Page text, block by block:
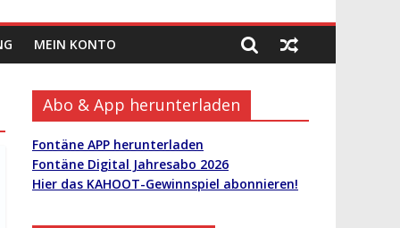
MEIN KONTO
Abo & App herunterladen
Fontäne APP herunterladen
Fontäne Digital Jahresabo 2026
Hier das KAHOOT-Gewinnspiel abonnieren!